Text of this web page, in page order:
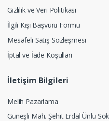
Gizlilik ve Veri Politikası
İlgili Kişi Başvuru Formu
Mesafeli Satış Sözleşmesi
İptal ve İade Koşulları
İletişim Bilgileri
Melih Pazarlama
Güneşli Mah. Şehit Erdal Ünlü